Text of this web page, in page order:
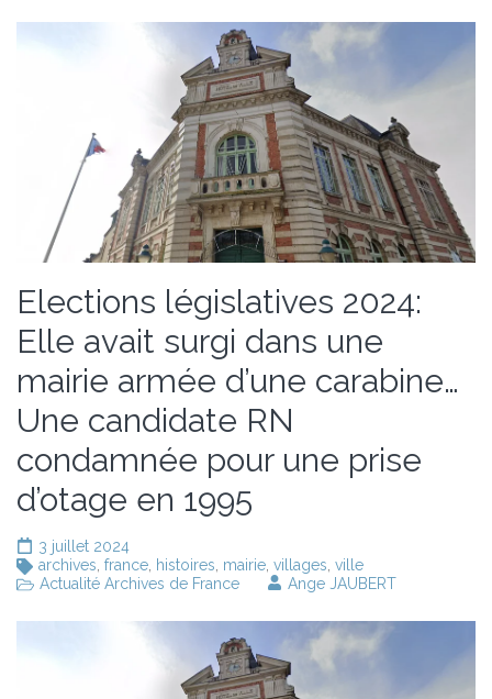
Elections législatives 2024:
Elle avait surgi dans une
mairie armée d’une carabine…
Une candidate RN
condamnée pour une prise
d’otage en 1995
3 juillet 2024
archives france histoires mairie villages ville
Actualité Archives de France
Ange JAUBERT